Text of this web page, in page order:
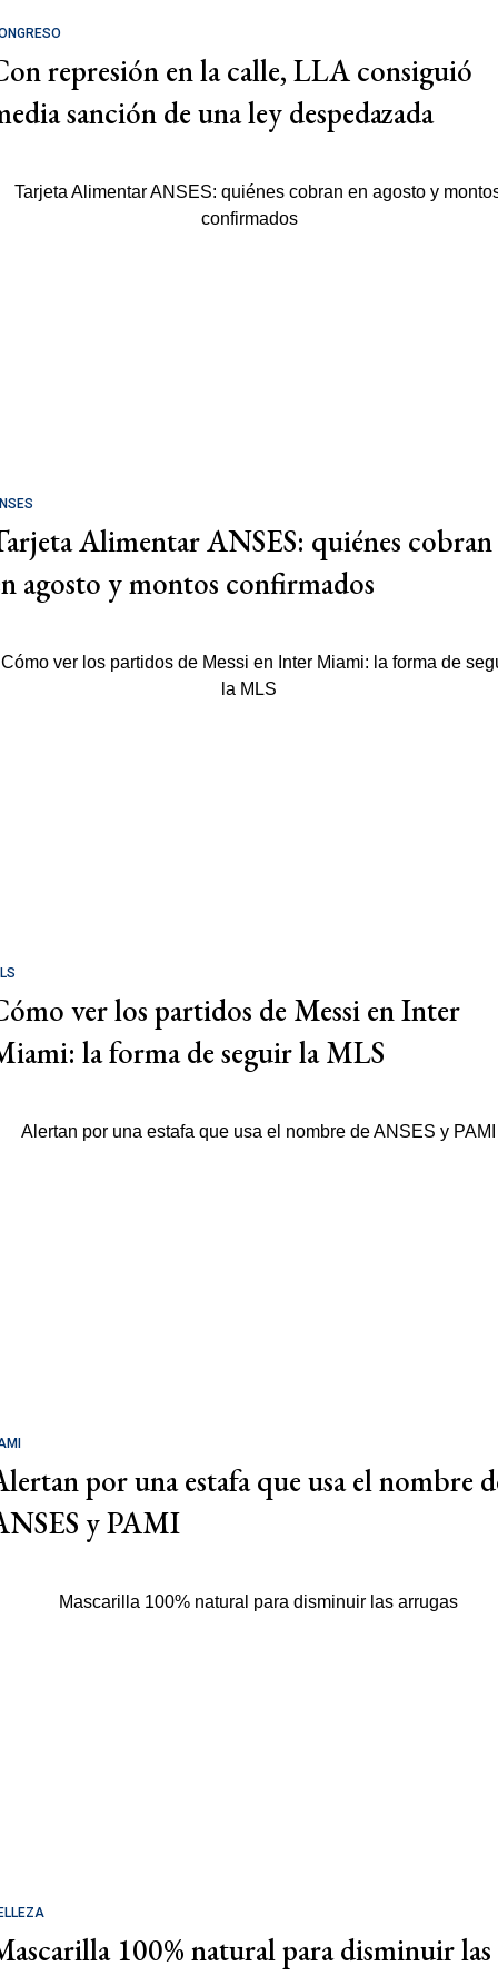
represión en la calle, LLA consiguió
sanción de una ley despedazada
Alimentar ANSES: quiénes cobran
agosto y montos confirmados
ver los partidos de Messi en Inter
la forma de seguir la MLS
por una estafa que usa el nombre
y PAMI
100% natural para disminuir las